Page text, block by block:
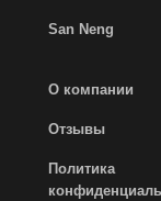
San Neng
О компании
Отзывы
Политика